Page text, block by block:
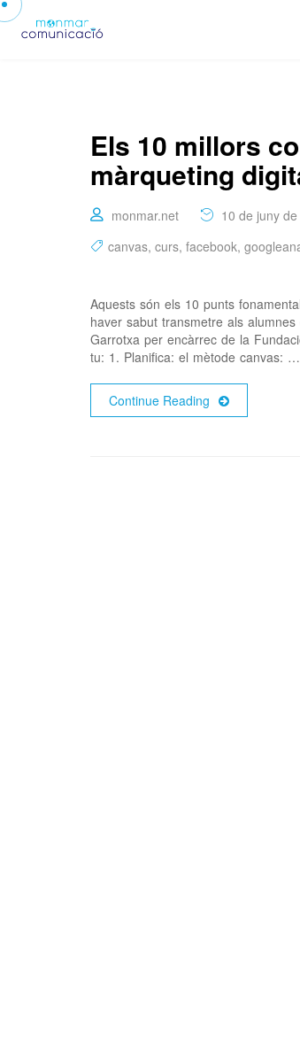
Els 10 millors
màrqueting
monmar.net 10 de juny
canvas, curs, facebook,
Aquests són els 10 punts
haver sabut transmetre als
Garrotxa per encàrrec de la
tu: 1. Planifica: el mètode canvas: …
Continue Reading